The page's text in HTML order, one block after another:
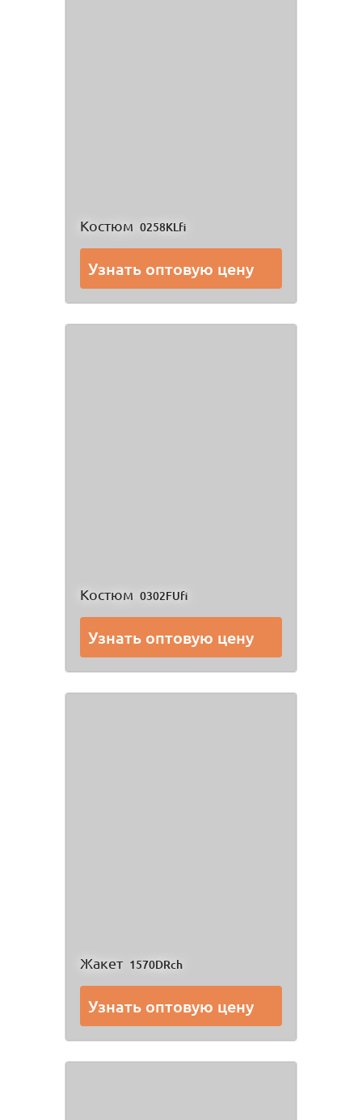
Костюм 0258KLfi
Узнать оптовую цену
Костюм 0302FUfi
Узнать оптовую цену
Жакет 1570DRch
Узнать оптовую цену